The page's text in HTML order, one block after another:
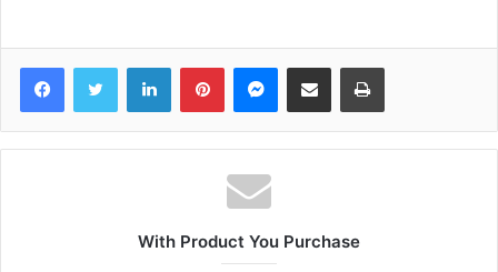
FacebookTwitter LinkedInPinterestMessenger
Share via Email Print
With Product You Purchase